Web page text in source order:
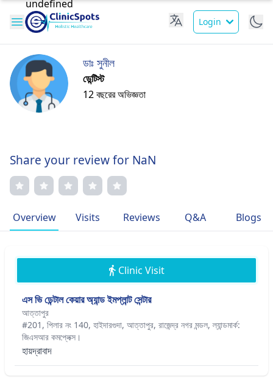
Login
ডাঃ সুনীল
ডেন্টিস্ট
12 বছরের অভিজ্ঞতা
Share your review for NaN
Overview Visits Reviews Q&A Blogs
Clinic Visit
এস ভি ডেন্টাল কেয়ার অ্যান্ড ইমপ্লান্ট সেন্টার
আত্তাপুর
#201, পিলার নং 140, হাইদারগুদা, আত্তাপুর, রাজেন্দ্র নগর মন্ডল, ল্যান্ডমার্ক:
জিএসআর কমপ্লেক্স।
হায়দ্রাবাদ